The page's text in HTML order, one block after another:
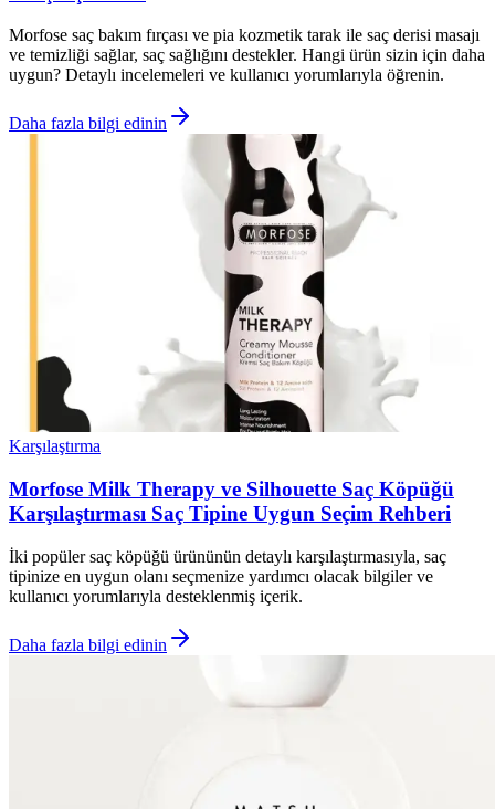
Morfose saç bakım fırçası ve pia kozmetik tarak ile saç derisi masajı
ve temizliği sağlar, saç sağlığını destekler. Hangi ürün sizin için daha
uygun? Detaylı incelemeleri ve kullanıcı yorumlarıyla öğrenin.
Daha fazla bilgi edinin
Karşılaştırma
Morfose Milk Therapy ve Silhouette Saç Köpüğü
Karşılaştırması Saç Tipine Uygun Seçim Rehberi
İki popüler saç köpüğü ürününün detaylı karşılaştırmasıyla, saç
tipinize en uygun olanı seçmenize yardımcı olacak bilgiler ve
kullanıcı yorumlarıyla desteklenmiş içerik.
Daha fazla bilgi edinin